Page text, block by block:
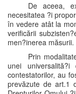
De aceea,
necesitatea ?i
în vedere atât la
verificării
men?inerea măsurii.
Prin
unei
contestatorilor, au
prevăzute de art.1